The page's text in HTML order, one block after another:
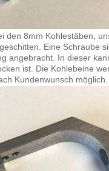
den 8mm Kohlestäben,
Eine Schraube
angebracht. In dieser
ist. Die Kohlebeine
Kundenwunsch möglich.